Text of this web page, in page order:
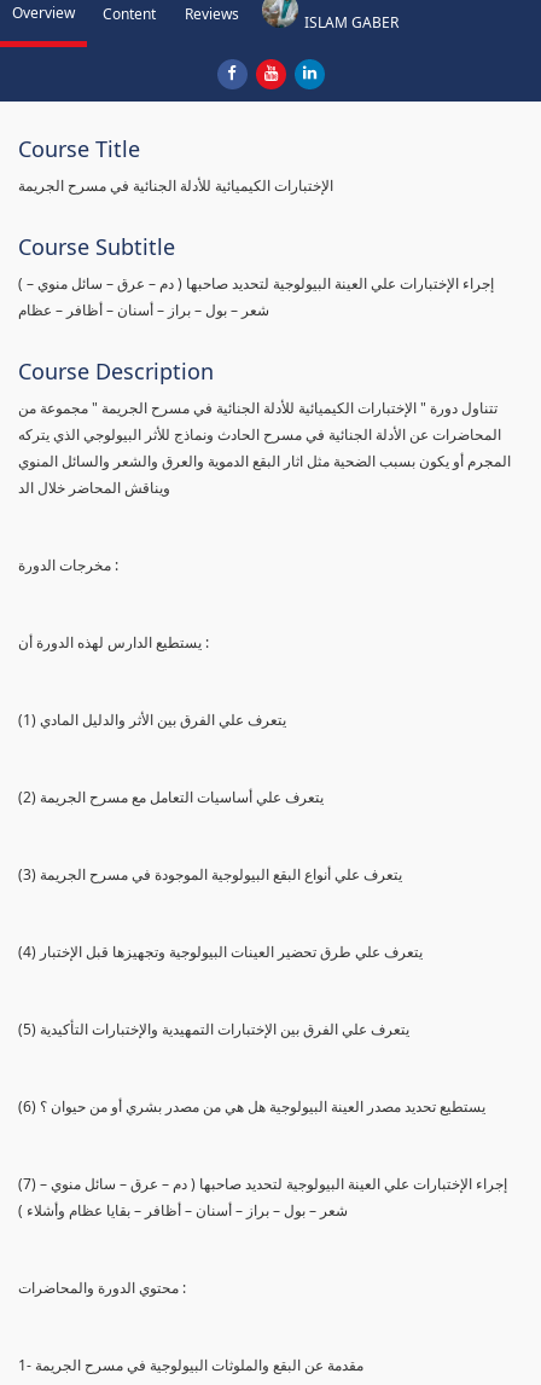
Overview Content Reviews ISLAM GABER
Course Title
الإختبارات الكيميائية للأدلة الجنائية في مسرح الجريمة
Course Subtitle
( إجراء الإختبارات علي العينة البيولوجية لتحديد صاحبها ( دم – عرق – سائل منوي –
شعر – بول – براز – أسنان – أظافر – عظام
Course Description
تتناول دورة " الإختبارات الكيميائية للأدلة الجنائية في مسرح الجريمة " مجموعة من
المحاضرات عن الأدلة الجنائية في مسرح الحادث ونماذج للأثر البيولوجي الذي يتركه
المجرم أو يكون بسبب الضحية مثل اثار البقع الدموية والعرق والشعر والسائل المنوي
ويناقش المحاضر خلال الد
مخرجات الدورة :
يستطيع الدارس لهذه الدورة أن :
(1) يتعرف علي الفرق بين الأثر والدليل المادي
(2) يتعرف علي أساسيات التعامل مع مسرح الجريمة
(3) يتعرف علي أنواع البقع البيولوجية الموجودة في مسرح الجريمة
(4) يتعرف علي طرق تحضير العينات البيولوجية وتجهيزها قبل الإختبار
(5) يتعرف علي الفرق بين الإختبارات التمهيدية والإختبارات التأكيدية
(6) يستطيع تحديد مصدر العينة البيولوجية هل هي من مصدر بشري أو من حيوان ؟
(7) إجراء الإختبارات علي العينة البيولوجية لتحديد صاحبها ( دم – عرق – سائل منوي –
شعر – بول – براز – أسنان – أظافر – بقايا عظام وأشلاء )
محتوي الدورة والمحاضرات :
1- مقدمة عن البقع والملوثات البيولوجية في مسرح الجريمة